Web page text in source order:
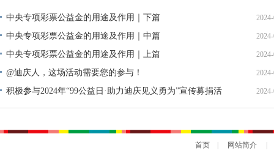
中央专项彩票公益金的用途及作用｜下篇
中央专项彩票公益金的用途及作用｜中篇
中央专项彩票公益金的用途及作用｜上篇
@迪庆人，这场活动需要您的参与！
积极参与2024年“99公益日·助力迪庆见义勇为”宣传募捐活
动倡议书